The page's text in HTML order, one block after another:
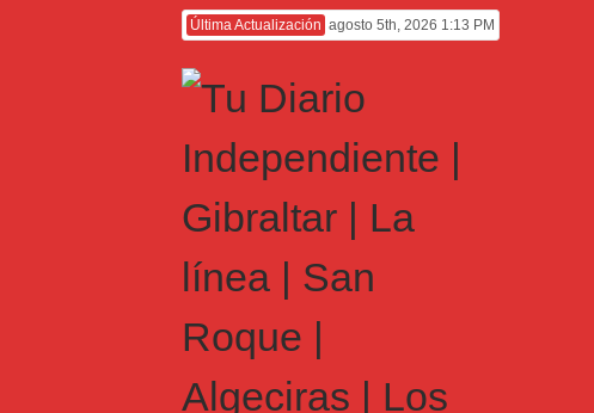
Última Actualización agosto 5th, 2026 1:13 PM